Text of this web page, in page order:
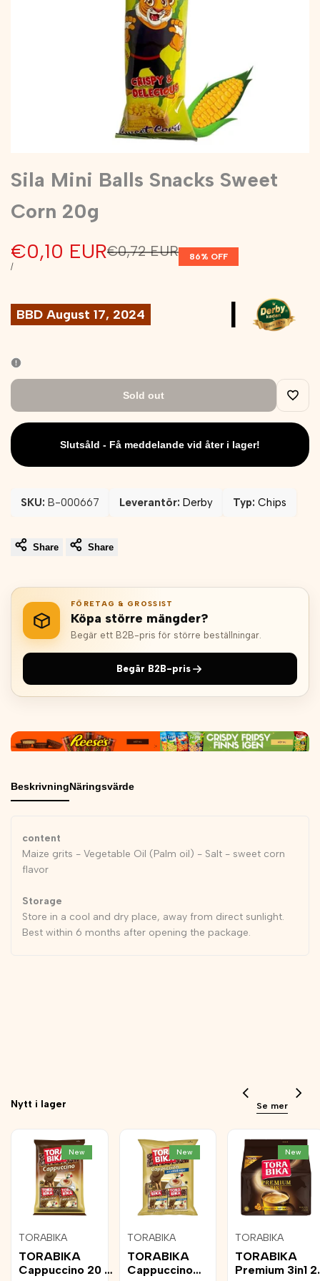
Sila Mini Balls Snacks Sweet
Corn 20g
Regular
€0,72 EUR
Sale
price
€0,10 EUR
UNIT
/PER
86% OFF
BBD August 17, 2024
Sold out
Add
Slutsåld - Få meddelande vid åter i lager!
SKU: B-000667 Leverantör: Derby Typ: Chips
Share Share
FÖRETAG & GROSSIST
Köpa större mängder?
Begär ett B2B-pris för större beställningar.
Begär B2B-pris
BeskrivningNäringsvärde
content
Maize grits - Vegetable Oil (Palm oil) - Salt - sweet corn
flavor
Storage
Store in a cool and dry place, away from direct sunlight.
Best within 6 months after opening the package.
Nytt i lager Se mer
New
to
Wishlist
Vendor:
TORABIKA
TORABIKA
Cappuccino 20 x
New
to
Wishlist
Vendor:
TORABIKA
TORABIKA
Cappuccino
New
to
Wishlist
Vendor:
TORABIKA
TORABIKA
Premium 3in1